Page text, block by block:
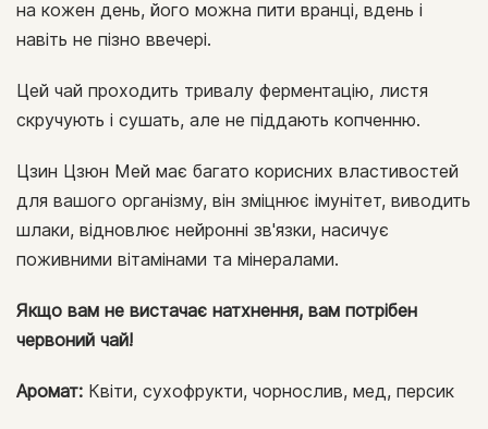
на кожен день, його можна пити вранці, вдень і
навіть не пізно ввечері.
Цей чай проходить тривалу ферментацію, листя
скручують і сушать, але не піддають копченню.
Цзин Цзюн Мей має багато корисних властивостей
для вашого організму, він зміцнює імунітет, виводить
шлаки, відновлює нейронні зв'язки, насичує
поживними вітамінами та мінералами.
Якщо вам не вистачає натхнення, вам потрібен
червоний чай!
Аромат: Квіти, сухофрукти, чорнослив, мед, персик